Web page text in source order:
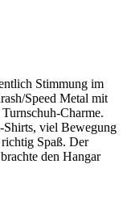
Stimmung im
Speed Metal mit
Charme.
Shirts, viel Bewegung
Spaß. Der
den Hangar